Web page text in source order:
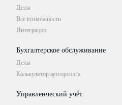
Цены
Все возможности
Интеграции
Бухгалтерское обслуживание
Цены
Калькулятор аутсорсинга
Управленческий учёт